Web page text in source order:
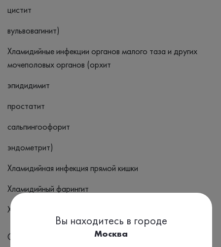
цистит
вульвовагинит)
Хламидийные инфекции органов малого таза и других
мочеполовых органов (орхит
эпидидимит
простатит
сальпингоофорит
эндометрит)
Хламидийная инфекция прямой кишки
Хламидийный фарингит
Хламидийный конъюнктивит
Симптомы
Вы находитесь в городе
Москва